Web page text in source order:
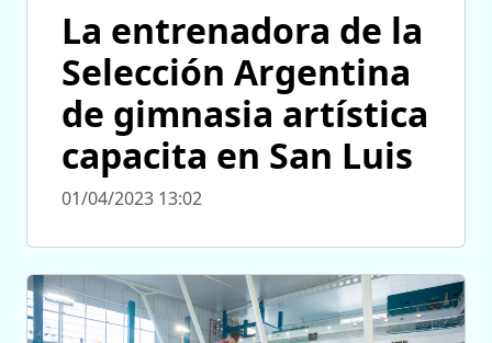
La entrenadora de la
Selección Argentina
de gimnasia artística
capacita en San Luis
01/04/2023 13:02